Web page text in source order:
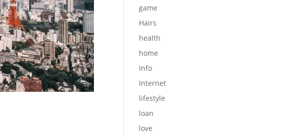
game
Hairs
health
home
Info
Internet
lifestyle
loan
love